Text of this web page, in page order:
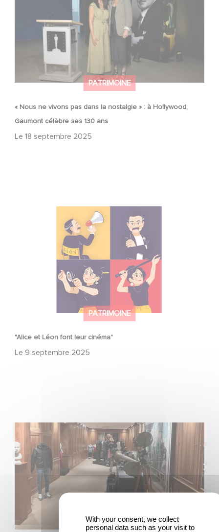
PATRIMOINE
« Nous ne vivons pas dans la nostalgie » : à Hollywood,
Gaumont célèbre ses 130 ans
Le 18 septembre 2025
PATRIMOINE
"Alice et Léon font leur cinéma"
Le 9 septembre 2025
"Alice et Léon font leur cinéma"
PATRIMOINE
Journées Européennes du Patrimoine 2025
With your consent, we collect
personal data such as your visit to